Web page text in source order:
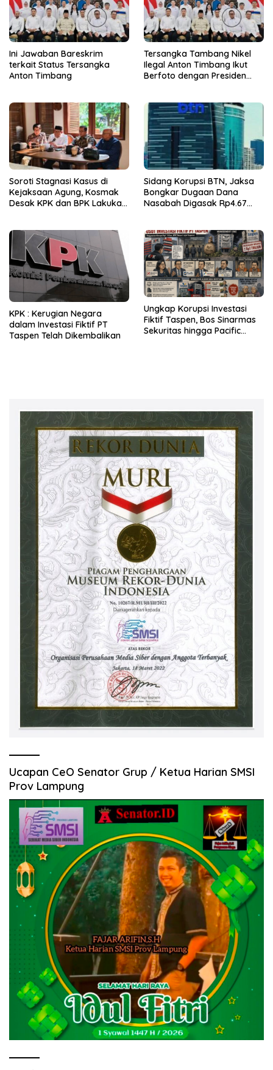
Ini Jawaban Bareskrim
terkait Status Tersangka
Anton Timbang
Tersangka Tambang Nikel
Ilegal Anton Timbang Ikut
Berfoto dengan Presiden
Soroti Stagnasi Kasus di
Kejaksaan Agung, Kosmak
Desak KPK dan BPK Lakukan
Sidang Korupsi BTN, Jaksa
Bongkar Dugaan Dana
Nasabah Digasak Rp4.67
KPK : Kerugian Negara
dalam Investasi Fiktif PT
Taspen Telah Dikembalikan
Ungkap Korupsi Investasi
Fiktif Taspen, Bos Sinarmas
Sekuritas hingga Pacific
Ucapan CeO Senator Grup / Ketua Harian SMSI
Prov Lampung